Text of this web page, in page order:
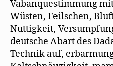
Vabanquestimmung
Wüsten, Feilschen,
Nuttigkeit,
deutsche Abart des
Technik auf,